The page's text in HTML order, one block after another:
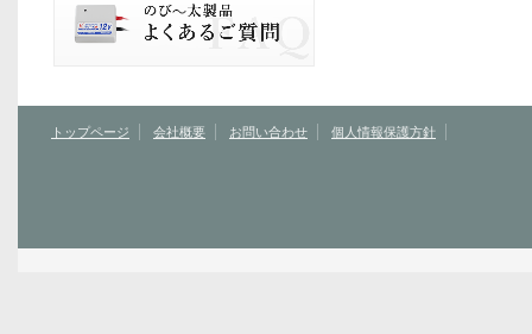
トップページ 会社概要 お問い合わせ 個人情報保護方針